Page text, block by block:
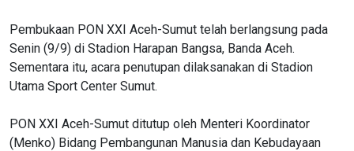
Pembukaan PON XXI Aceh-Sumut telah berlangsung pada
Senin (9/9) di Stadion Harapan Bangsa, Banda Aceh.
Sementara itu, acara penutupan dilaksanakan di Stadion
Utama Sport Center Sumut.
PON XXI Aceh-Sumut ditutup oleh Menteri Koordinator
(Menko) Bidang Pembangunan Manusia dan Kebudayaan